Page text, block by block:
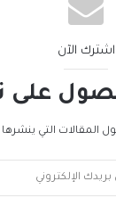
اشترك الآن
على
المقالات التي